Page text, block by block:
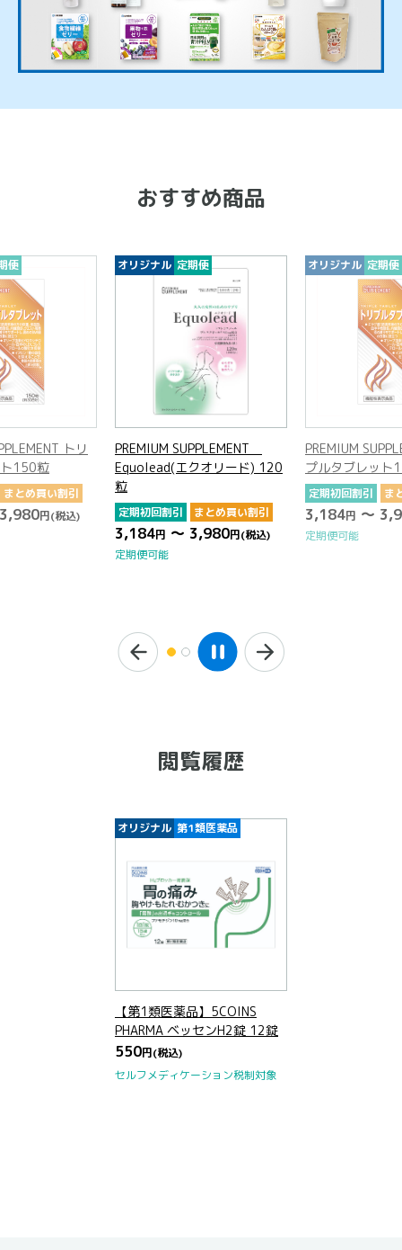
おすすめ商品
便
トリ
150粒
まとめ買い割引
円(税込)
オリジナル 定期便
PREMIUM SUPPLEMENT
Equolead(エクオリード) 120
粒
定期初回割引 まとめ買い割引
3,184円 ～ 3,980円(税込)
定期便可能
オリジナル 定期便
PREMIUM
プルタブレット
定期初回割引 ま
3,184円 ～
定期便可能
閲覧履歴
オリジナル 第1類医薬品
【第1類医薬品】5COINS
PHARMA ベッセンH2錠 12錠
550円(税込)
セルフメディケーション税制対象